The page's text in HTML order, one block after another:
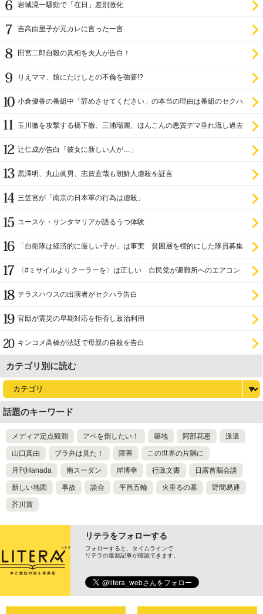
岩城滉一騒動で「在日」差別激化
吉高由里子が元カレに言った一言
田宮二郎自殺の真相を夫人が告白！
りえママ、娘にたけしとの不倫を強要!?
小倉優香の番組中「辞めさせてください」の本当の理由は番組のセクハ
玉川徹を攻撃する橋下徹、三浦瑠麗、ほんこんの悪質デマ垂れ流し過去
辻仁成が告白「彼女に新しい人が…」
黒澤明、丸山眞男、志賀直哉も朝鮮人虐殺を証言
三笠宮が「南京の日本軍の行為は虐殺」
ユースケ・サンタマリアが語るうつ体験
「自衛隊は経済的に厳しい子が」は事実 貧困層を標的にした隊員募集
〈#ミサイルよりクーラーを〉は正しい 自民党が避難所へのエアコン
テラスハウスの出演者がセクハラ告白
官邸が震災の早期対応を拒否し政治利用
キンコメ高橋が法廷で母親の自殺を告白
カテゴリ別に読む
話題のキーワード
メディア定点観測 アベを倒したい！ 築地 阿部花恵 派遣
山口真由 ブラ弁は見た！ 障害 この世界の片隅に
月刊Hanada 南スーダン 岸博幸 行政文書 日露首脳会談
新しい地図 事故 談合 平昌五輪 火垂るの墓 野間易通
芥川賞
リテラをフォローする
フォローすると、タイムラインで
リテラの最新記事が確認できます。